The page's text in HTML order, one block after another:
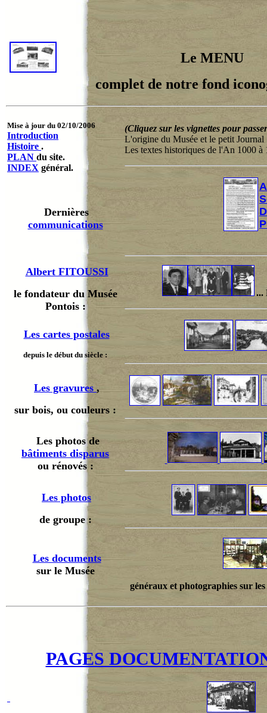
Le MENU
complet de notre fond
Mise à jour du 02/10/2006
Introduction
Histoire .
PLAN du site.
INDEX général.
(Cliquez sur les vignettes pour
L'origine du Musée et le petit Journal
Les textes historiques de l'An 1000 à
Dernières
communications
Albert FITOUSSI
le fondateur du Musée
Pontois :
...
Les cartes postales
depuis le début du siècle :
Les gravures ,
sur bois, ou couleurs :
Les photos de
bâtiments disparus
ou rénovés :
Les photos
de groupe :
Les documents
sur le Musée
généraux et photographies sur
PAGES